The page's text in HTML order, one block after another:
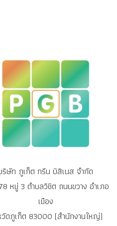
ริษัท ภูเก็ต กรีน บิสิเนส จำกัด
หมู่ 3 ตำบลวิชิต ถนนขวาง อำเภอ
เมือง
ดภูเก็ต 83000 (สำนักงานใหญ่)